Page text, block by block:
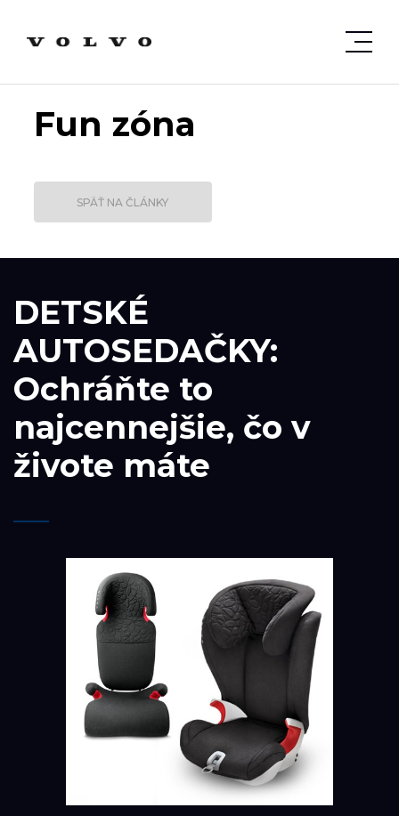
Fun zóna
SPÄŤ NA ČLÁNKY
DETSKÉ
AUTOSEDAČKY:
Ochráňte to
najcennejšie, čo v
živote máte